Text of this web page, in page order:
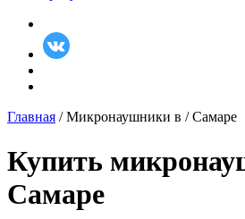
Главная / Микронаушники в / Самаре
Купить
Самаре